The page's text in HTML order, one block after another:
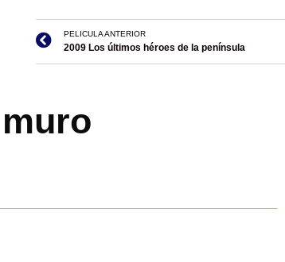
PELICULA ANTERIOR
2009 Los últimos héroes de la península